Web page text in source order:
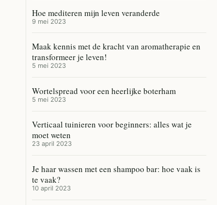
Hoe mediteren mijn leven veranderde
9 mei 2023
Maak kennis met de kracht van aromatherapie en
transformeer je leven!
5 mei 2023
Wortelspread voor een heerlijke boterham
5 mei 2023
Verticaal tuinieren voor beginners: alles wat je
moet weten
23 april 2023
Je haar wassen met een shampoo bar: hoe vaak is
te vaak?
10 april 2023